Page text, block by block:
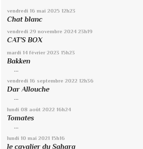
vendredi 16 mai 2025 12h23
Chat blanc
vendredi 29 novembre 2024 23h19
CAT'S BOX
mardi 14 février 2023 15h23
Bakken
vendredi 16 septembre 2022 12h36
Dar Allouche
...
lundi 08 août 2022 16h24
Tomates
...
lundi 10 mai 2021 15h16
le cavalier du Sahara